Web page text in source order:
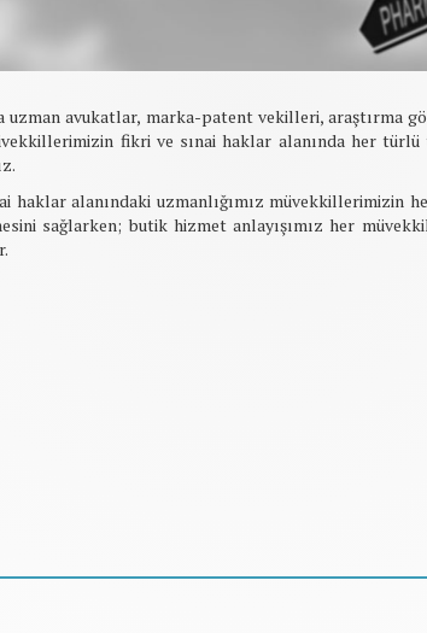
uzman avukatlar, marka-patent vekilleri, araştırma
fikri ve sınai haklar alanında her
haklar alanındaki uzmanlığımız müvekkillerimizin
sağlarken; butik hizmet anlayışımız her